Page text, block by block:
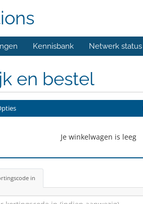
Kennisbank Netwerk status
en bestel
Je winkelwagen is leeg
in